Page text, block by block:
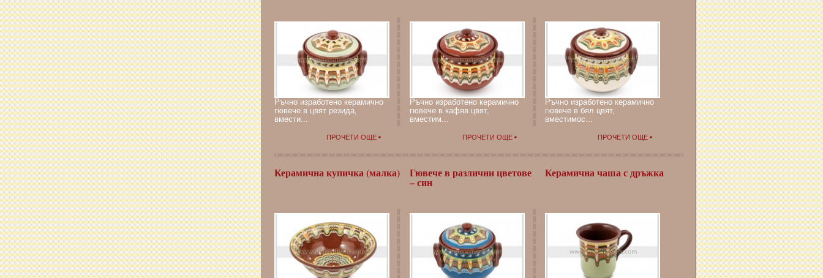
Ръчно изработено керамично
гювече в цвят резида,
вмести...
ПРОЧЕТИ ОЩЕ
Ръчно изработено керамично
гювече в кафяв цвят,
вместим...
ПРОЧЕТИ ОЩЕ
Ръчно изработено керамично
гювече в бял цвят,
вместимос...
ПРОЧЕТИ ОЩЕ
Керамична купичка (малка) Гювече в различни цветове
– син
Керамична чаша с дръжка